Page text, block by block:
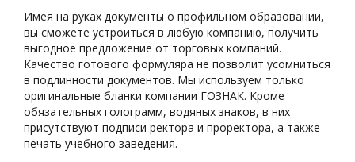
Имея на руках документы о профильном образовании,
вы сможете устроиться в любую компанию, получить
выгодное предложение от торговых компаний.
Качество готового формуляра не позволит усомниться
в подлинности документов. Мы используем только
оригинальные бланки компании ГОЗНАК. Кроме
обязательных голограмм, водяных знаков, в них
присутствуют подписи ректора и проректора, а также
печать учебного заведения.